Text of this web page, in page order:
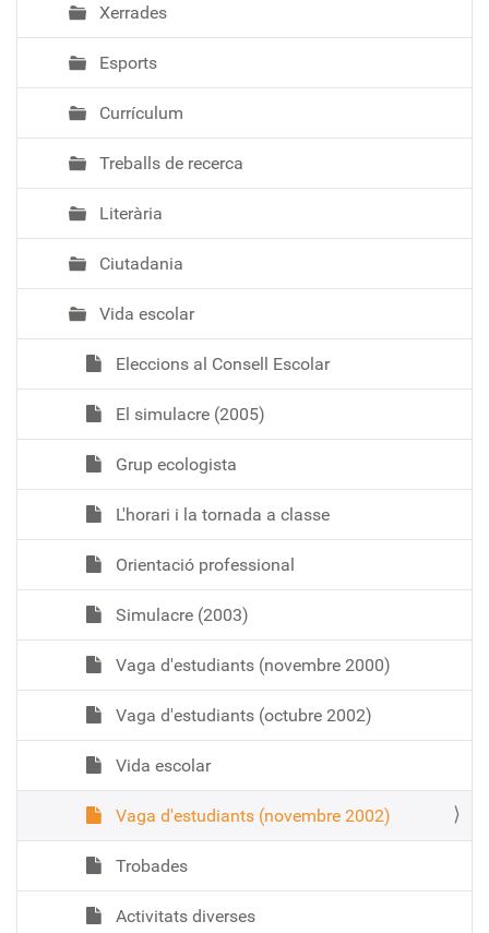
Xerrades
Esports
Currículum
Treballs de recerca
Literària
Ciutadania
Vida escolar
Eleccions al Consell Escolar
El simulacre (2005)
Grup ecologista
L'horari i la tornada a classe
Orientació professional
Simulacre (2003)
Vaga d'estudiants (novembre 2000)
Vaga d'estudiants (octubre 2002)
Vida escolar
Vaga d'estudiants (novembre 2002)
Trobades
Activitats diverses